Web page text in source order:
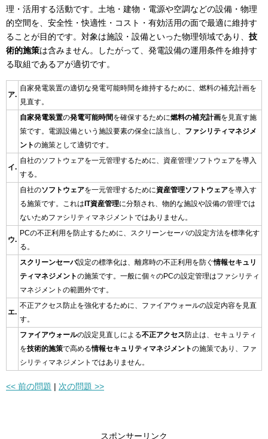
理・活用する活動です。土地・建物・電源や空調などの設備・物理
的空間を、安全性・快適性・コスト・有効活用の面で最適に維持す
ることが目的です。対象は施設・設備といった物理領域であり、 技
術的施策は含みません。したがって、発電設備の運用条件を維持す
る取組であるアが適切です。
ア.
自家発電装置の適切な発電可能時間を維持するために、燃料の補充計画を
見直す。
自家発電装置の発電可能時間を確保するために燃料の補充計画を見直す施
策です。電源設備という施設要素の保全に該当し、 ファシリティマネジメ
ントの施策として適切です。
イ.
自社のソフトウェアを一元管理するために、資産管理ソフトウェアを導入
する。
自社のソフトウェアを一元管理するために資産管理ソフトウェアを導入す
る施策です。これは IT資産管理に分類され、物的な施設や設備の管理では
ないためファシリティマネジメントではありません。
ウ.
PCの不正利用を防止するために、スクリーンセーバの設定方法を標準化す
る。
スクリーンセーバ設定の標準化は、離席時の不正利用を防ぐ情報セキュリ
ティマネジメントの施策です。一般に個々のPCの設定管理はファシリティ
マネジメントの範囲外です。
エ.
不正アクセス防止を強化するために、ファイアウォールの設定内容を見直
す。
ファイアウォールの設定見直しによる不正アクセス防止は、セキュリティ
を技術的施策で高める情報セキュリティマネジメントの施策であり、ファ
シリティマネジメントではありません。
<< 前の問題 | 次の問題 >>
スポンサーリンク